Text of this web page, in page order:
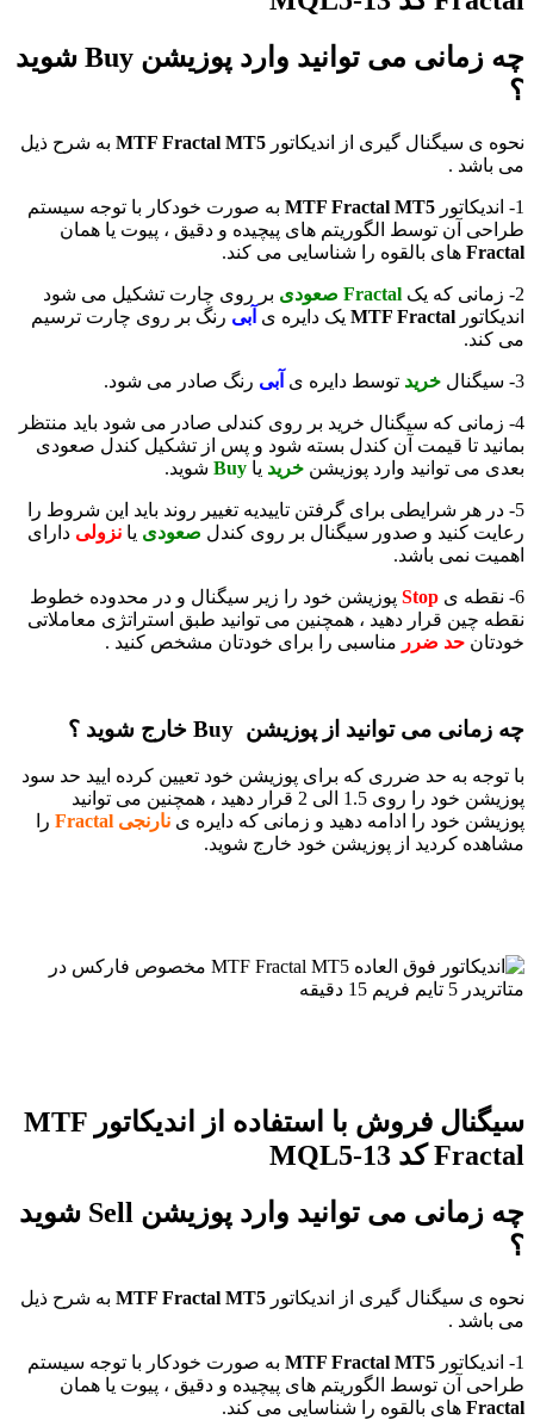
چه زمانی می توانید وارد پوزیشن Buy شوید
؟
نحوه ی سیگنال گیری از اندیکاتور MTF Fractal MT5 به شرح ذیل
می باشد .
1- اندیکاتور MTF Fractal MT5 به صورت خودکار با توجه سیستم
طراحی آن توسط الگوریتم های پیچیده و دقیق ، پیوت یا همان
Fractal های بالقوه را شناسایی می کند.
2- زمانی که یک Fractal صعودی
بر روی چارت تشکیل می شود
اندیکاتور MTF Fractal یک دایره ی آبی رنگ بر روی چارت ترسیم
می کند.
3- سیگنال خرید توسط دایره ی آبی رنگ صادر می شود.
4- زمانی که سیگنال خرید بر روی کندلی صادر می شود باید منتظر
بمانید تا قیمت آن کندل بسته شود و پس از تشکیل کندل صعودی
بعدی می توانید وارد پوزیشن خرید یا Buy شوید.
5- در هر شرایطی برای گرفتن تاییدیه تغییر روند باید این شروط را
رعایت کنید و صدور سیگنال بر روی کندل صعودی یا نزولی دارای
اهمیت نمی باشد.
6- نقطه ی Stop پوزیشن خود را زیر سیگنال و در محدوده خطوط
نقطه چین قرار دهید ، همچنین می توانید طبق استراتژی معاملاتی
خودتان حد ضرر مناسبی را برای خودتان مشخص کنید .
چه زمانی می توانید از پوزیشن Buy خارج شوید ؟
با توجه به حد ضرری که برای پوزیشن خود تعیین کرده ایید حد سود
پوزیشن خود را روی 1.5 الی 2 قرار دهید ، همچنین می توانید
پوزیشن خود را ادامه دهید و زمانی که دایره ی نارنجی Fractal
را
مشاهده کردید از پوزیشن خود خارج شوید.
سیگنال فروش با استفاده از اندیکاتور MTF
Fractal کد MQL5-13
چه زمانی می توانید وارد پوزیشن Sell شوید
؟
نحوه ی سیگنال گیری از اندیکاتور MTF Fractal MT5 به شرح ذیل
می باشد .
1- اندیکاتور MTF Fractal MT5 به صورت خودکار با توجه سیستم
طراحی آن توسط الگوریتم های پیچیده و دقیق ، پیوت یا همان
Fractal های بالقوه را شناسایی می کند.